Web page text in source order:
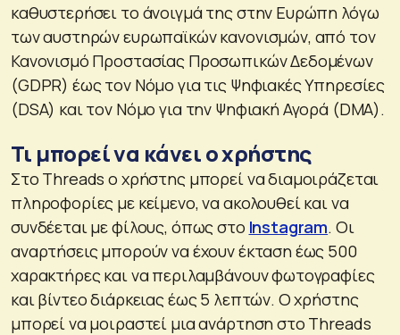
καθυστερήσει το άνοιγμά της στην Ευρώπη λόγω
των αυστηρών ευρωπαϊκών κανονισμών, από τον
Κανονισμό Προστασίας Προσωπικών Δεδομένων
(GDPR) έως τον Νόμο για τις Ψηφιακές Υπηρεσίες
(DSA) και τον Νόμο για την Ψηφιακή Αγορά (DMA).
Τι μπορεί να κάνει ο χρήστης
Στo Threads o χρήστης μπορεί να διαμοιράζεται
πληροφορίες με κείμενο, να ακολουθεί και να
συνδέεται με φίλους, όπως στο Instagram. Οι
αναρτήσεις μπορούν να έχουν έκταση έως 500
χαρακτήρες και να περιλαμβάνουν φωτογραφίες
και βίντεο διάρκειας έως 5 λεπτών. Ο χρήστης
μπορεί να μοιραστεί μια ανάρτηση στο Threads